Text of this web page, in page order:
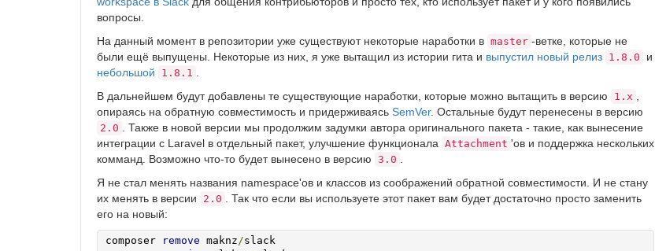
вопросы.
На данный момент в репозитории уже существуют некоторые наработки в master -ветке, которые не
были ещё выпущены. Некоторые из них, я уже вытащил из истории гита и выпустил новый релиз 1.8.0
и
небольшой
1.8.1 .
В дальнейшем будут добавлены те существующие наработки, которые можно вытащить в версию
1.х ,
опираясь на обратную совместимость и придерживаясь SemVer. Остальные будут перенесены в версию
2.0 . Также в новой версии мы продолжим задумки автора оригинального пакета - такие, как вынесение
интеграции с Laravel в отдельный пакет, улучшение функционала Attachment 'ов и поддержка нескольких
комманд. Возможно что-то будет вынесено в версию 3.0 .
Я не стал менять названия namespace'ов и классов из соображений обратной совместимости. И не стану
их менять в версии
2.0 . Так что если вы используете этот пакет вам будет достаточно просто заменить
его на новый:
composer remove maknz/slack